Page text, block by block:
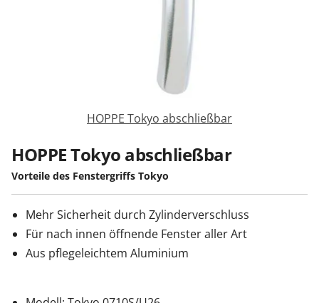
Kontakt / Hilfe
HOPPE Tokyo abschließbar
HOPPE Tokyo abschließbar
Vorteile des Fenstergriffs Tokyo
Mehr Sicherheit durch Zylinderverschluss
Für nach innen öffnende Fenster aller Art
Aus pflegeleichtem Aluminium